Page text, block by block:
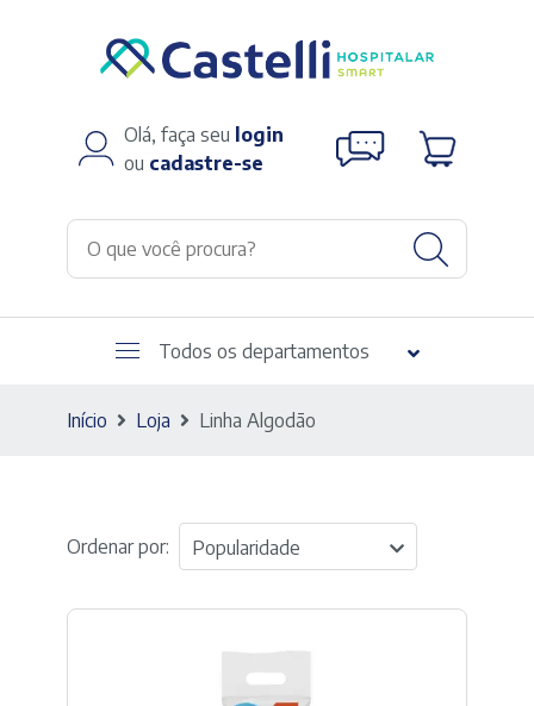
Olá, faça seu login
ou cadastre-se
Todos os departamentos
Início Loja Linha Algodão
Ordenar por: Popularidade